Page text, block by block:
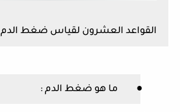
القواعد العشرون لقياس ضغط الدم
● ما هو ضغط الدم :